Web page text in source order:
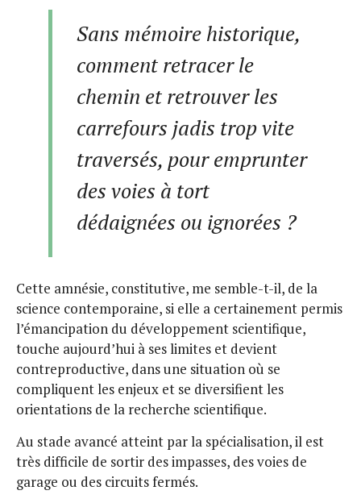
Sans mémoire historique,
comment retracer le
chemin et retrouver les
carrefours jadis trop vite
traversés, pour emprunter
des voies à tort
dédaignées ou ignorées ?
Cette amnésie, constitutive, me semble-t-il, de la
science contemporaine, si elle a certainement permis
l’émancipation du développement scientifique,
touche aujourd’hui à ses limites et devient
contreproductive, dans une situation où se
compliquent les enjeux et se diversifient les
orientations de la recherche scientifique.
Au stade avancé atteint par la spécialisation, il est
très difficile de sortir des impasses, des voies de
garage ou des circuits fermés.